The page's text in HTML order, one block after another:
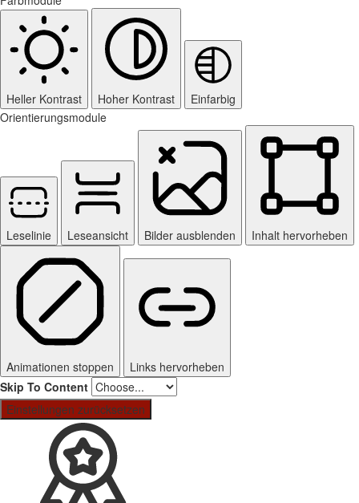
Heller Kontrast Hoher Kontrast
Einfarbig
Orientierungsmodule
Leselinie Leseansicht Bilder ausblenden Inhalt hervorheben
Animationen stoppen
Links hervorheben
Skip To Content
Einstellungen zurücksetzen